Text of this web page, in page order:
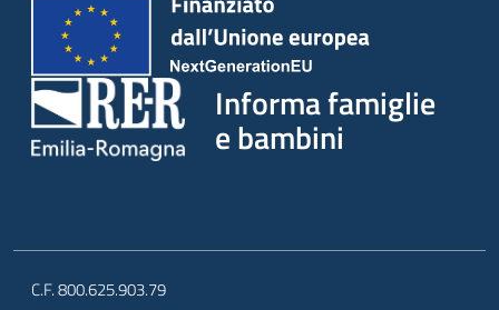
Informa famiglie
e bambini
C.F. 800.625.903.79